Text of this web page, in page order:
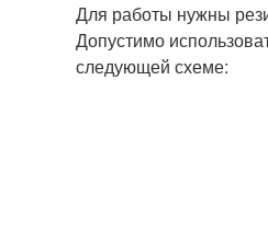
Для работы нужны
Допустимо
следующей схеме: